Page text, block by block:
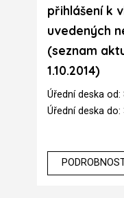
přihlášení k
uvedených
(seznam
1.10.2014)
Úřední deska od:
Úřední deska do: